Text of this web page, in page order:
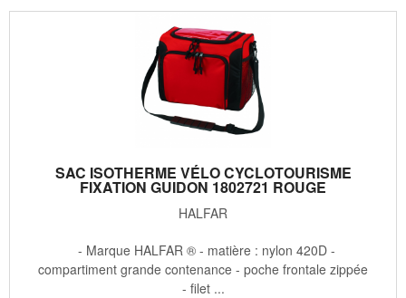
SAC ISOTHERME VÉLO CYCLOTOURISME
FIXATION GUIDON 1802721 ROUGE
HALFAR
- Marque HALFAR ® - matière : nylon 420D -
compartiment grande contenance - poche frontale zippée
- filet ...